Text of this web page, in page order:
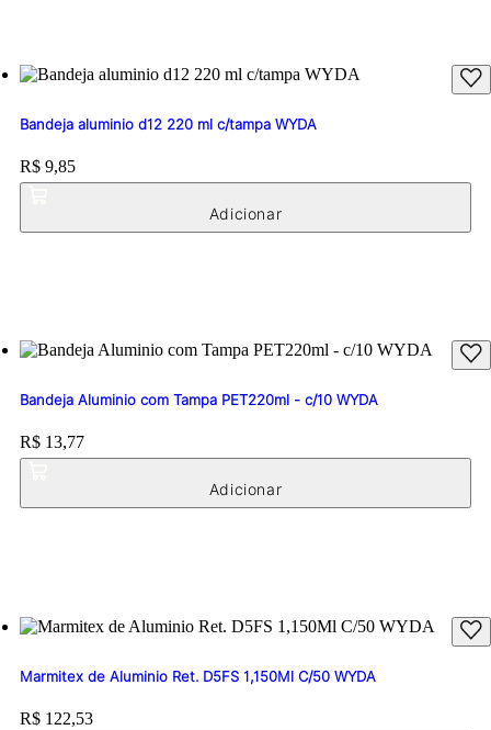
Bandeja aluminio d12 220 ml c/tampa WYDA
Price:
R$ 9,85
Bandeja Aluminio com Tampa PET220ml - c/10 WYDA
Price:
R$ 13,77
Marmitex de Aluminio Ret. D5FS 1,150Ml C/50 WYDA
Price:
R$ 122,53